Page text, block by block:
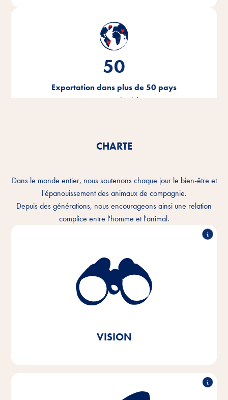
50
Exportation dans plus de 50 pays
tout autour du globe
CHARTE
Dans le monde entier, nous soutenons chaque jour le bien-être et
l'épanouissement des animaux de compagnie.
Depuis des générations, nous encourageons ainsi une relation
complice entre l'homme et l'animal.
VISION
l'animal et nous voulons améliorer chaque jour la
cohabitation. Dans chaque foyer pour animaux et
partout dans le monde.
Vitakraft. Par amour.